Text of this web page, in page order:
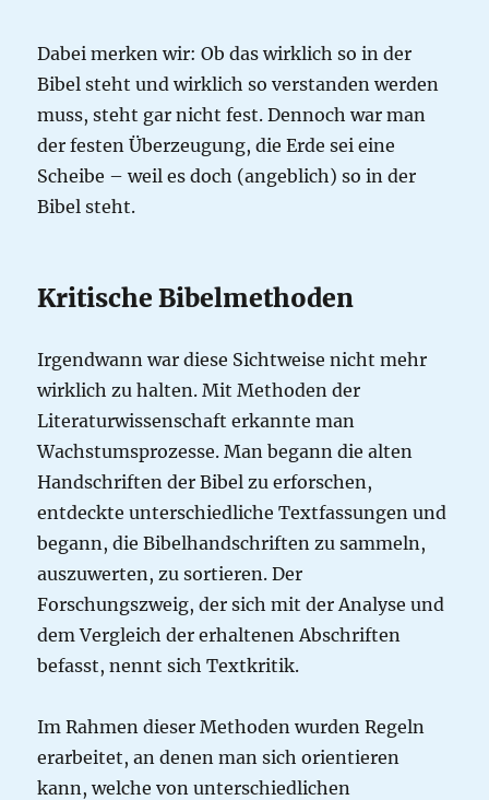
Dabei merken wir: Ob das wirklich so in der
Bibel steht und wirklich so verstanden werden
muss, steht gar nicht fest. Dennoch war man
der festen Überzeugung, die Erde sei eine
Scheibe – weil es doch (angeblich) so in der
Bibel steht.
Kritische Bibelmethoden
Irgendwann war diese Sichtweise nicht mehr
wirklich zu halten. Mit Methoden der
Literaturwissenschaft erkannte man
Wachstumsprozesse. Man begann die alten
Handschriften der Bibel zu erforschen,
entdeckte unterschiedliche Textfassungen und
begann, die Bibelhandschriften zu sammeln,
auszuwerten, zu sortieren. Der
Forschungszweig, der sich mit der Analyse und
dem Vergleich der erhaltenen Abschriften
befasst, nennt sich Textkritik.
Im Rahmen dieser Methoden wurden Regeln
erarbeitet, an denen man sich orientieren
kann, welche von unterschiedlichen